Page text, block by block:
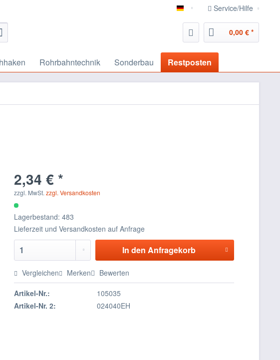
deutsch Service/Hilfe
0,00 € *
Rohrbahntechnik Sonderbau Restposten
2,34 € *
zzgl. MwSt.zzgl. Versandkosten
Lagerbestand: 483
Lieferzeit und Versandkosten auf Anfrage
In den Anfragekorb
Vergleichen Merken Bewerten
Artikel-Nr.:
105035
Artikel-Nr. 2:
024040EH